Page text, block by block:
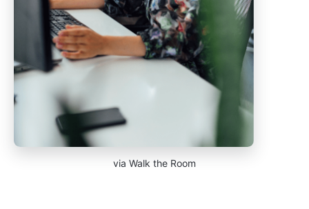
via Walk the Room